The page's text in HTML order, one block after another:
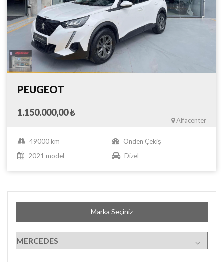
PEUGEOT
1.150.000,00 ₺
Alfacenter
49000 km
Önden Çekiş
2021 model
Dizel
Marka Seçiniz